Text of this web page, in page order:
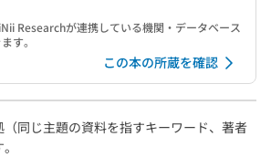
Researchが連携している機関・データベース
す。
この本の所蔵を確認
同じ主題の資料を指すキーワード、著者